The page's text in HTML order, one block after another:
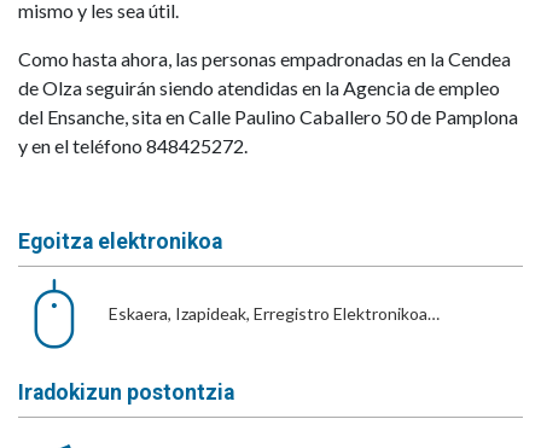
mismo y les sea útil.
Como hasta ahora, las personas empadronadas en la Cendea
de Olza seguirán siendo atendidas en la Agencia de empleo
del Ensanche, sita en Calle Paulino Caballero 50 de Pamplona
y en el teléfono 848425272.
Egoitza elektronikoa
Eskaera, Izapideak, Erregistro Elektronikoa…
Iradokizun postontzia